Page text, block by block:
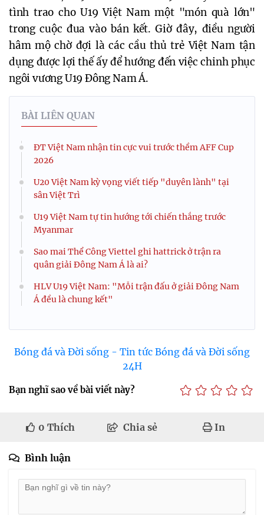
tình trao cho U19 Việt Nam một "món quà lớn"
trong cuộc đua vào bán kết. Giờ đây, điều người
hâm mộ chờ đợi là các cầu thủ trẻ Việt Nam tận
dụng được lợi thế ấy để hướng đến việc chinh phục
ngôi vương U19 Đông Nam Á.
BÀI LIÊN QUAN
ĐT Việt Nam nhận tin cực vui trước thềm AFF Cup
2026
U20 Việt Nam kỳ vọng viết tiếp "duyên lành" tại
sân Việt Trì
U19 Việt Nam tự tin hướng tới chiến thắng trước
Myanmar
Sao mai Thể Công Viettel ghi hattrick ở trận ra
quân giải Đông Nam Á là ai?
HLV U19 Việt Nam: "Mỗi trận đấu ở giải Đông Nam
Á đều là chung kết"
Bóng đá và Đời sống - Tin tức Bóng đá và Đời sống
24H
Bạn nghĩ sao về bài viết này?
0 Thích Chia sẻ In
Bình luận